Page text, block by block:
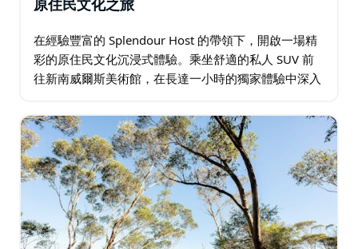
原住民文化之旅
在經驗豐富的 Splendour Host 的帶領下，開啟一場精
彩的原住民文化沉浸式體驗。乘坐舒適的私人 SUV 前
往新南威爾斯美術館，在長達一小時的獨家體驗中深入
領的兩小時私人原住民徒步之旅…